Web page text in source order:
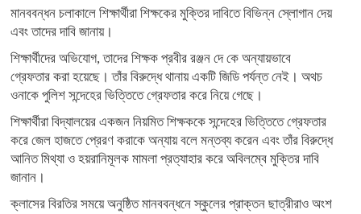
মানববন্ধন চলাকালে শিক্ষার্থীরা শিক্ষকের মুক্তির দাবিতে বিভিন্ন স্লোগান দেয়
এবং তাদের দাবি জানায়।
শিক্ষার্থীদের অভিযোগ, তাদের শিক্ষক প্রবীর রঞ্জন দে কে অন্যায়ভাবে
গ্রেফতার করা হয়েছে। তাঁর বিরুদ্ধে থানায় একটি জিডি পর্যন্ত নেই। অথচ
ওনাকে পুলিশ সন্দেহের ভিত্তিতে গ্রেফতার করে নিয়ে গেছে।
শিক্ষার্থীরা বিদ্যালয়ের একজন নিয়মিত শিক্ষককে সন্দেহের ভিত্তিতে গ্রেফতার
করে জেল হাজতে প্রেরণ করাকে অন্যায় বলে মন্তব্য করেন এবং তাঁর বিরুদ্ধে
আনিত মিথ্যা ও হয়রানিমূলক মামলা প্রত্যাহার করে অবিলম্বে মুক্তির দাবি
জানান।
ক্লাসের বিরতির সময়ে অনুষ্ঠিত মানববন্ধনে স্কুলের প্রাক্তন ছাত্রীরাও অংশ